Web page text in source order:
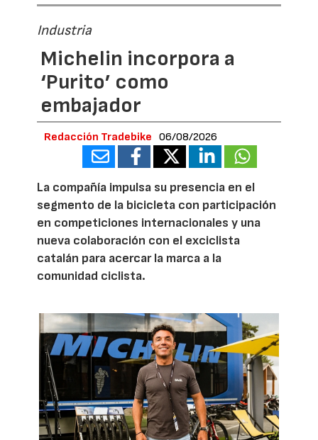
Industria
Michelin incorpora a
‘Purito’ como
embajador
Redacción Tradebike 06/08/2026
La compañía impulsa su presencia en el
segmento de la bicicleta con participación
en competiciones internacionales y una
nueva colaboración con el exciclista
catalán para acercar la marca a la
comunidad ciclista.